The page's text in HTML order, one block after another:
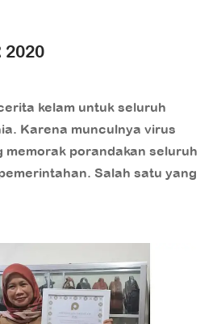
2020
kelam untuk seluruh
Karena munculnya virus
memorak porandakan seluruh
Salah satu yang